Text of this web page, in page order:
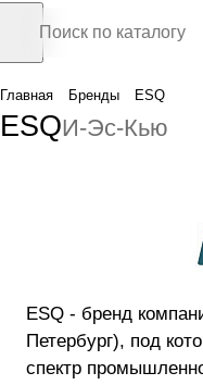
Главная Бренды ESQ
ESQИ-Эс-Кью
ESQ - бренд
Петербург), под
спектр